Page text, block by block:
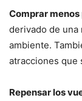
Comprar
derivado de una
ambiente.
atracciones que
Repensar los